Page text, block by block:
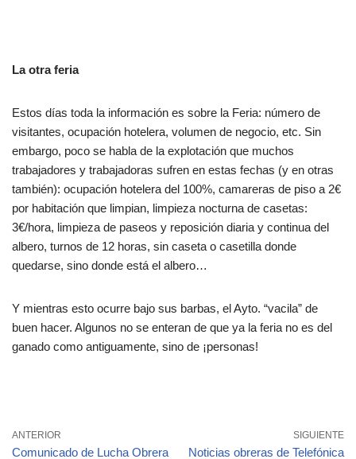
La otra feria
Estos días toda la información es sobre la Feria: número de
visitantes, ocupación hotelera, volumen de negocio, etc. Sin
embargo, poco se habla de la explotación que muchos
trabajadores y trabajadoras sufren en estas fechas (y en otras
también): ocupación hotelera del 100%, camareras de piso a 2€
por habitación que limpian, limpieza nocturna de casetas:
3€/hora, limpieza de paseos y reposición diaria y continua del
albero, turnos de 12 horas, sin caseta o casetilla donde
quedarse, sino donde está el albero…
Y mientras esto ocurre bajo sus barbas, el Ayto. “vacila” de
buen hacer. Algunos no se enteran de que ya la feria no es del
ganado como antiguamente, sino de ¡personas!
ANTERIOR
Comunicado de Lucha Obrera
SIGUIENTE
Noticias obreras de Telefónica